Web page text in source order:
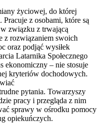
życiowej, do której
z osobami, które są
związku z trwającą
z rozwiązaniem swoich
oraz podjąć wysiłek
Latarnika Społecznego
ekonomiczny – nie stosuje
kryteriów dochodowych.
pytania. Towarzyszy
pracy i przegląda z nim
sprawy w ośrodku pomocy
opiekuńczych.